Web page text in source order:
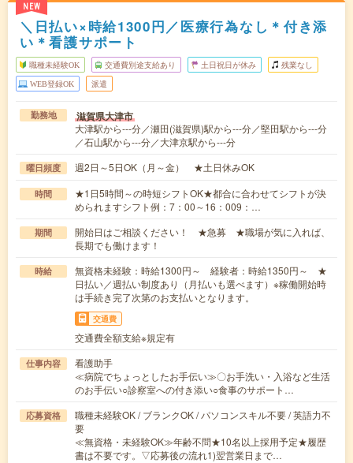
NEW
＼日払い×時給1300円／医療行為なし＊付き添
い＊看護サポート
職種未経験OK 交通費別途支給あり 土日祝日が休み 残業なし
WEB登録OK 派遣
勤務地 滋賀県大津市
大津駅から---分／瀬田(滋賀県)駅から---分／堅田駅から---分
／石山駅から---分／大津京駅から---分
曜日頻度 週2日～5日OK（月～金） ★土日休みOK
時間
★1日5時間～の時短シフトOK★都合に合わせてシフトが決
められますシフト例：7：00～16：009：…
期間
開始日はご相談ください！ ★急募 ★職場が気に入れば、
長期でも働けます！
時給
無資格未経験：時給1300円～ 経験者：時給1350円～ ★
日払い／週払い制度あり（月払いも選べます）※稼働開始時
は手続き完了次第のお支払いとなります。
交通費
交通費全額支給※規定有
仕事内容
看護助手
≪病院でちょっとしたお手伝い≫〇お手洗い・入浴など生活
のお手伝い○診察室への付き添い○食事のサポート…
応募資格
職種未経験OK / ブランクOK / パソコンスキル不要 / 英語力不
要
≪無資格・未経験OK≫年齢不問★10名以上採用予定★履歴
書は不要です。▽応募後の流れ1)翌営業日まで…